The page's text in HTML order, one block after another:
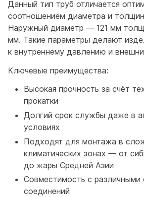
Данный тип труб отличается
соотношением диаметра и
Наружный диаметр — 121 мм
мм. Такие параметры делают
к внутреннему давлению и
Ключевые преимущества:
Высокая прочность за счёт
прокатки
Долгий срок службы даже в
условиях
Подходят для монтажа в
климатических зонах — от
до жары Средней Азии
Совместимость с различными
соединений